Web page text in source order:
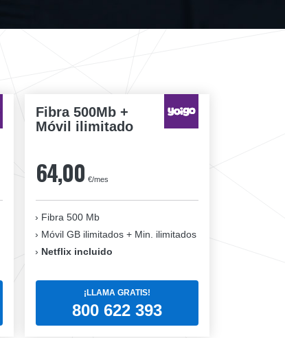
Fibra 500Mb +
Móvil ilimitado
64,00 €/mes
Fibra 500 Mb
Móvil GB ilimitados + Min. ilimitados
Netflix incluido
¡LLAMA GRATIS!
800 622 393